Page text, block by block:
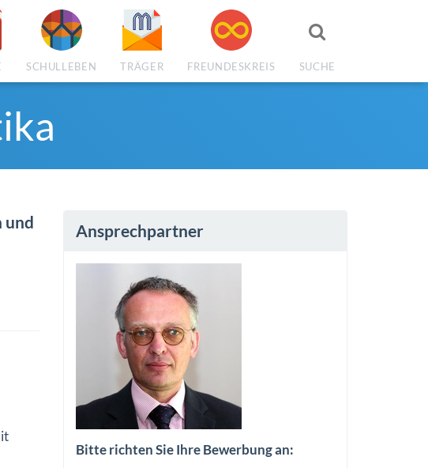
SCHULLEBEN TRÄGER FREUNDESKREIS SUCHE
Suchen
und
Ansprechpartner
Bitte richten Sie Ihre Bewerbung an: